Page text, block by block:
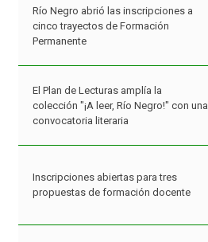
Río Negro abrió las inscripciones a
cinco trayectos de Formación
Permanente
El Plan de Lecturas amplía la
colección "¡A leer, Río Negro!" con una
convocatoria literaria
Inscripciones abiertas para tres
propuestas de formación docente